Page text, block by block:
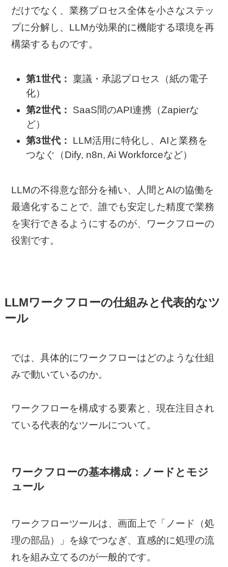
だけでなく、業務プロセス全体を小さなステッ
プに分解し、LLMが効果的に機能する環境を再
構築するものです。
第1世代： 稟議・承認プロセス（紙の電子
化）
第2世代：
SaaS間のAPI連携（Zapierな
ど）
第3世代：
LLM活用に特化し、AIと業務を
つなぐ（Dify, n8n, Ai Workforceなど）
LLMの不得意な部分を補い、人間とAIの協働を
最適化することで、誰でも安定した精度で業務
を実行できるようにするのが、ワークフローの
役割です。
LLMワークフローの仕組みと代表的なツ
ール
では、具体的にワークフローはどのような仕組
みで動いているのか。
ワークフローを構成する要素と、現在注目され
ている代表的なツールについて。
ワークフローの基本構成：ノードとモジ
ュール
ワークフローツールは、画面上で「ノード（処
理の部品）」を線でつなぎ、直感的に処理の流
れを組み立てるのが一般的です。